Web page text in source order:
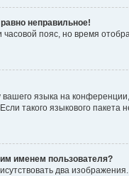
неправильное!
часовой пояс, но время
языка на
такого языкового
именем пользователя?
два